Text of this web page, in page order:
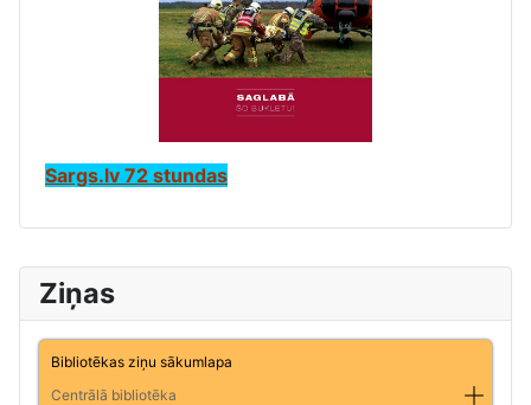
Ziņas
Bibliotēkas ziņu sākumlapa
Centrālā bibliotēka
Sargs.lv 72 stundas